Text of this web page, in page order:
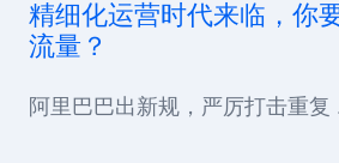
精细化运营时代来临，你
流量？
阿里巴巴出新规，严厉打击重复